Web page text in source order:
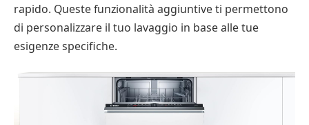
rapido. Queste funzionalità aggiuntive ti permettono
di personalizzare il tuo lavaggio in base alle tue
esigenze specifiche.